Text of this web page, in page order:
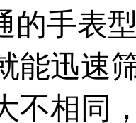
手表型
能迅速
不相同